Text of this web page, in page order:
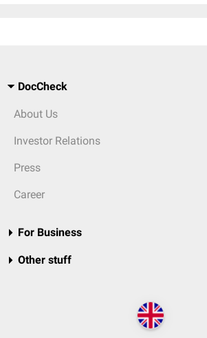
DocCheck
About Us
Investor Relations
Press
Career
For Business
Other stuff